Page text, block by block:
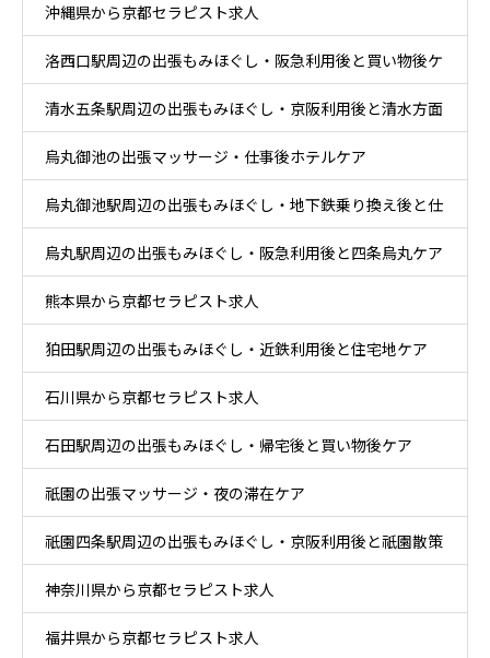
沖縄県から京都セラピスト求人
洛西口駅周辺の出張もみほぐし・阪急利用後と買い物後ケ
ア
清水五条駅周辺の出張もみほぐし・京阪利用後と清水方面
散策ケア
烏丸御池の出張マッサージ・仕事後ホテルケア
烏丸御池駅周辺の出張もみほぐし・地下鉄乗り換え後と仕
事帰りケア
烏丸駅周辺の出張もみほぐし・阪急利用後と四条烏丸ケア
熊本県から京都セラピスト求人
狛田駅周辺の出張もみほぐし・近鉄利用後と住宅地ケア
石川県から京都セラピスト求人
石田駅周辺の出張もみほぐし・帰宅後と買い物後ケア
祇園の出張マッサージ・夜の滞在ケア
祇園四条駅周辺の出張もみほぐし・京阪利用後と祇園散策
ケア
神奈川県から京都セラピスト求人
福井県から京都セラピスト求人